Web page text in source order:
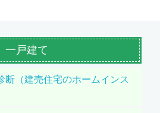
一戸建て
断（建売住宅のホームインス